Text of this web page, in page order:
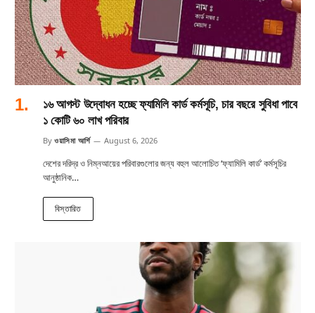
১৬ আগস্ট উদ্বোধন হচ্ছে ফ্যামিলি কার্ড কর্মসূচি, চার বছরে সুবিধা পাবে
১ কোটি ৬০ লাখ পরিবার
By ওয়াসিমা আর্শি August 6, 2026
দেশের দরিদ্র ও নিম্নআয়ের পরিবারগুলোর জন্য বহুল আলোচিত ‘ফ্যামিলি কার্ড’ কর্মসূচির
আনুষ্ঠানিক…
বিস্তারিত